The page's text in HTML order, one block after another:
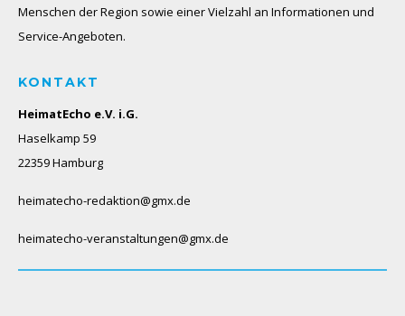
Menschen der Region sowie einer Vielzahl an Informationen und
Service-Angeboten.
KONTAKT
HeimatEcho e.V. i.G.
Haselkamp 59
22359 Hamburg
heimatecho-redaktion@gmx.de
heimatecho-veranstaltungen@gmx.de